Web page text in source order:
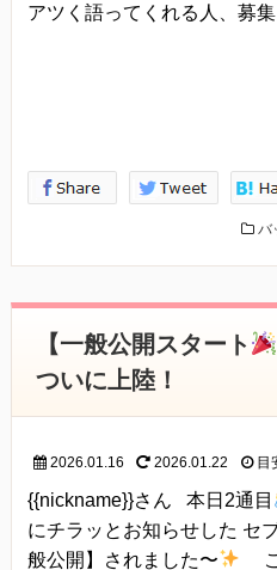
アツく語ってくれる人、募
バ
【一般公開スタート
ついに上陸！
2026.01.16 2026.01.22 目
{{nickname}}さん 本日2通目
にチラッとお知らせした セ
般公開】されました〜
こ